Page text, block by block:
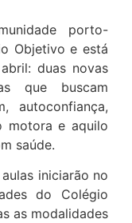
porto-
Objetivo e está
duas novas
que buscam
autoconfiança,
motora e aquilo
saúde.
iniciarão no
do Colégio
as modalidades